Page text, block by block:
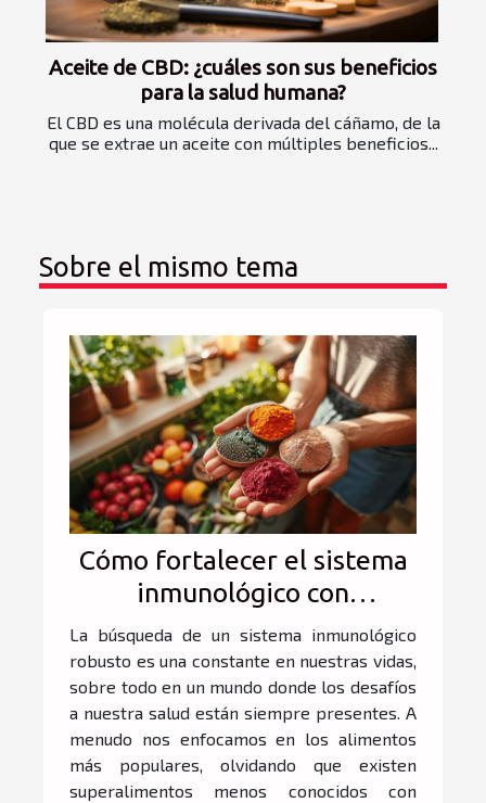
Aceite de CBD: ¿cuáles son sus beneficios
para la salud humana?
El CBD es una molécula derivada del cáñamo, de la
que se extrae un aceite con múltiples beneficios...
Sobre el mismo tema
Cómo fortalecer el sistema
inmunológico con
superalimentos poco
conocidos
La búsqueda de un sistema inmunológico
robusto es una constante en nuestras vidas,
sobre todo en un mundo donde los desafíos
a nuestra salud están siempre presentes. A
menudo nos enfocamos en los alimentos
más populares, olvidando que existen
superalimentos menos conocidos con